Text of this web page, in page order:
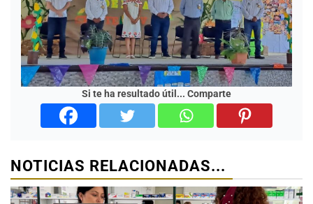
Si te ha resultado útil... Comparte
NOTICIAS RELACIONADAS...